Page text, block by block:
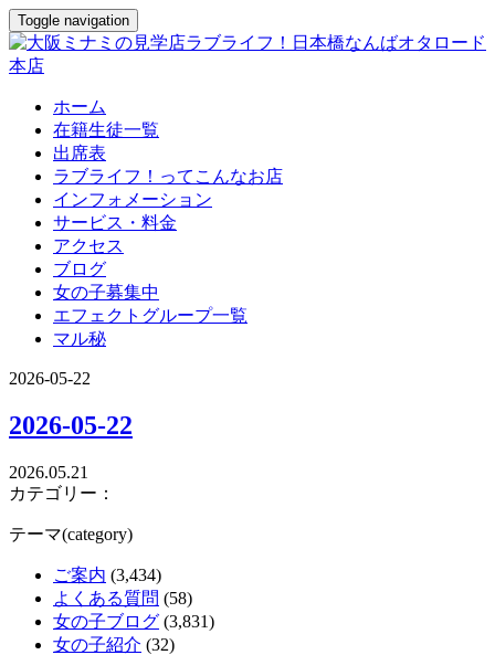
Toggle navigation
ホーム
在籍生徒一覧
出席表
ラブライフ！ってこんなお店
インフォメーション
サービス・料金
アクセス
ブログ
女の子募集中
エフェクトグループ一覧
マル秘
2026-05-22
2026-05-22
2026.05.21
カテゴリー：
テーマ(category)
ご案内 (3,434)
よくある質問 (58)
女の子ブログ (3,831)
女の子紹介 (32)